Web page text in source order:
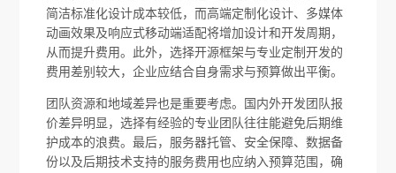
简洁标准化设计成本较低，而高端定制化设计、多媒体
动画效果及响应式移动端适配将增加设计和开发周期，
从而提升费用。此外，选择开源框架与专业定制开发的
费用差别较大，企业应结合自身需求与预算做出平衡。
团队资源和地域差异也是重要考虑。国内外开发团队报
价差异明显，选择有经验的专业团队往往能避免后期维
护成本的浪费。最后，服务器托管、安全保障、数据备
份以及后期技术支持的服务费用也应纳入预算范围，确